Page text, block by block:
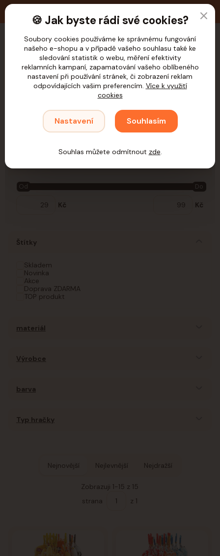
CZK
Kočky Hračky Hračky dle materiálu Textilní
Textilní
Kč
Od Do
Kč
Štítky
Skladem
Novinka
Akce
Doprava ZDARMA
TOP produkt
materiál
Výrobce
barva
Typ hračky
Nejnovější Nejlevnější Nejdražší
Zobrazuji 1-15 z 15
strana
z 1
🍪 Jak byste rádi své cookies?
Soubory cookies používáme ke správnému fungování
našeho e-shopu a v případě vašeho souhlasu také ke
sledování statistik o webu, měření efektivity
reklamních kampaní, zapamatování vašeho oblíbeného
nastavení při používání stránek, či zobrazení reklam
odpovídajících vašim preferencím. Více k využití
cookies
Nastavení Souhlasím
Souhlas můžete odmítnout zde.